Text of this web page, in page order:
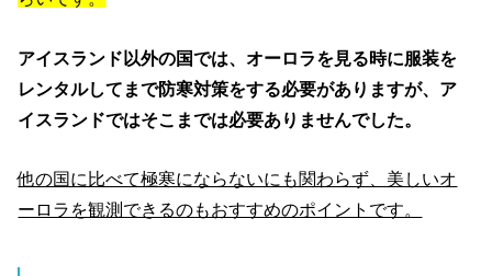
アイスランド以外の国では、オーロラを見る時に服装を
レンタルしてまで防寒対策をする必要がありますが、ア
イスランドではそこまでは必要ありませんでした。
他の国に比べて極寒にならないにも関わらず、美しいオ
ーロラを観測できるのもおすすめのポイントです。